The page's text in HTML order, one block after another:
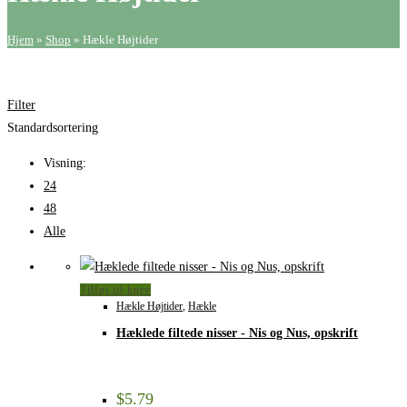
Hjem » Shop » Hækle Højtider
Filter
Standardsortering
Visning:
24
48
Alle
Tilføj til kurv
Hækle Højtider, Hækle
Hæklede filtede nisser - Nis og Nus, opskrift
$5.79